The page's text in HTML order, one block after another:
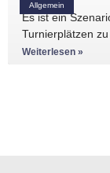
Allgemein
Es ist ein
Turnierplätzen
den Anhänger zu
Weiterlesen »